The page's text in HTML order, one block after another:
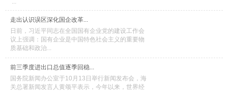
...
走出认识误区深化国企改革...
日前，习近平同志在全国国有企业党的建设工作会
议上强调：国有企业是中国特色社会主义的重要物
质基础和政治...
前三季度进出口总值逐季回稳...
国务院新闻办公室于10月13日举行新闻发布会，海
关总署新闻发言人黄颂平表示，今年以来，世界经